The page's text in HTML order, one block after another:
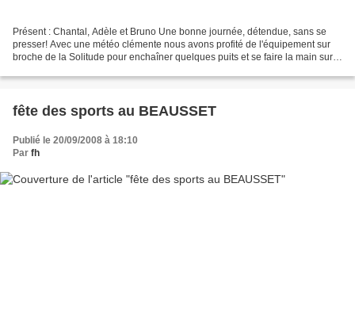
Présent : Chantal, Adèle et Bruno Une bonne journée, détendue, sans se
presser! Avec une météo clémente nous avons profité de l'équipement sur
broche de la Solitude pour enchaîner quelques puits et se faire la main sur
fête des sports au BEAUSSET
Publié le 20/09/2008 à 18:10
Par fh